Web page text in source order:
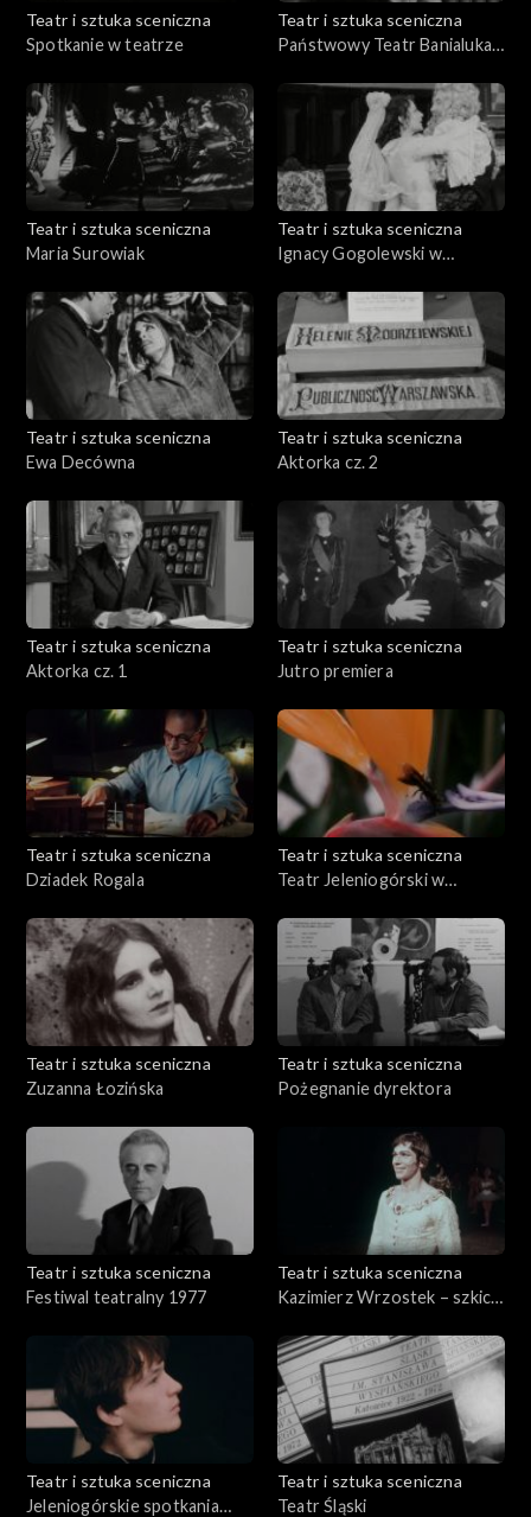
Teatr i sztuka sceniczna
Spotkanie w teatrze
Teatr i sztuka sceniczna
Państwowy Teatr Banialuka.
Filharmonia Górnicza w
Teatr i sztuka sceniczna
Maria Surowiak
Teatr i sztuka sceniczna
Ignacy Gogolewski w
Teatr i sztuka sceniczna
Ewa Decówna
Teatr i sztuka sceniczna
Aktorka cz. 2
Teatr i sztuka sceniczna
Aktorka cz. 1
Teatr i sztuka sceniczna
Jutro premiera
Teatr i sztuka sceniczna
Dziadek Rogala
Teatr i sztuka sceniczna
Teatr Jeleniogórski w
Teatr i sztuka sceniczna
Zuzanna Łozińska
Teatr i sztuka sceniczna
Pożegnanie dyrektora
Teatr i sztuka sceniczna
Festiwal teatralny 1977
Teatr i sztuka sceniczna
Kazimierz Wrzostek – szkic
Teatr i sztuka sceniczna
Jeleniogórskie spotkania
Teatr i sztuka sceniczna
Teatr Śląski